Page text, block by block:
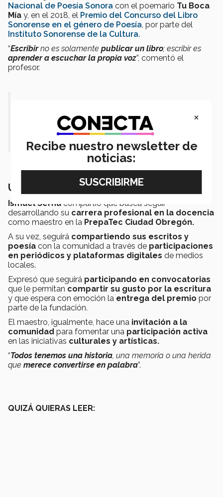
Nacional de Poesía Sonora con el poemario Tu Boca
Mía y, en el 2018, el Premio del Concurso del Libro
Sonorense en el género de Poesía, por parte del
Instituto Sonorense de la Cultura.
“Escribirno es solamente publicar un libro; escribir es
aprender a escuchar la propia voz”, comentó el
profesor.
un libro; escribir es aprender a
escuchar la propia voz”.
Un futuro dedicado a las letras
Ismael Serna compartió que busca seguir
desarrollando su carrera profesional en la docencia
como maestro en la PrepaTec Ciudad Obregón.
A su vez, seguirá compartiendo sus escritos y
poesía con la comunidad a través de participaciones
en periódicos y plataformas digitales de medios
locales.
Expresó que seguirá participando en convocatorias
que le permitan compartir su gusto por la escritura
y que espera con emoción la entrega del premio por
parte de la fundación.
El maestro, igualmente, hace una invitación a la
comunidad para fomentar una participación activa
en las iniciativas culturales y artísticas.
“Todos tenemos una historia, una memoria o una herida
que merece convertirse en palabra”.
QUIZÁ QUIERAS LEER:
×
Recibe nuestro newsletter de
noticias: